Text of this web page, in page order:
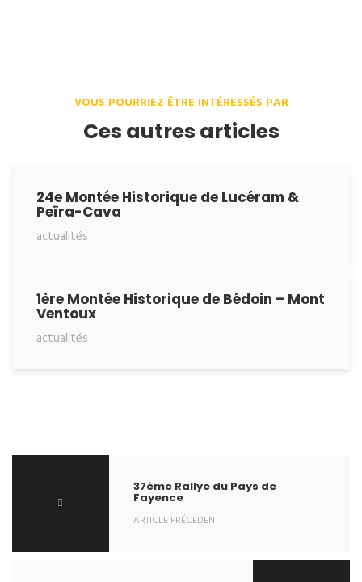
VOUS POURRIEZ ÊTRE INTÉRESSÉS PAR
Ces autres articles
24e Montée Historique de Lucéram &
Peïra-Cava
actualités
1ère Montée Historique de Bédoin – Mont
Ventoux
actualités
37ème Rallye du Pays de
Fayence
ARTICLE PRÉCÉDENT